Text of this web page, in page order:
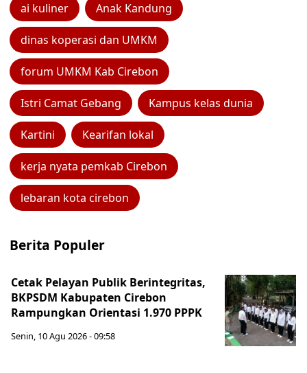
ai kuliner Anak Kandung
dinas koperasi dan UMKM
forum UMKM Kab Cirebon
Istri Camat Gebang Kampus kelas dunia
Kartini Kearifan lokal
kerja nyata pemkab Cirebon
lebaran kota cirebon
Berita Populer
Cetak Pelayan Publik Berintegritas,
BKPSDM Kabupaten Cirebon
Rampungkan Orientasi 1.970 PPPK
Senin, 10 Agu 2026 - 09:58